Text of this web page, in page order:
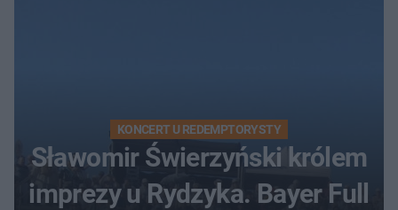
KONCERT U REDEMPTORYSTY
Sławomir Świerzyński królem
imprezy u Rydzyka. Bayer Full